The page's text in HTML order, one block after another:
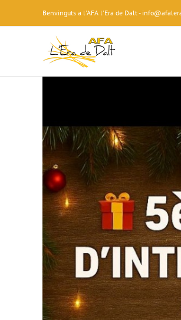
content
Benvinguts a l'AFA l'Era de Dalt -